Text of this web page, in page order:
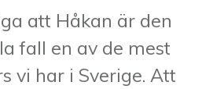
att Håkan är den
fall en av de mest
vi har i Sverige. Att